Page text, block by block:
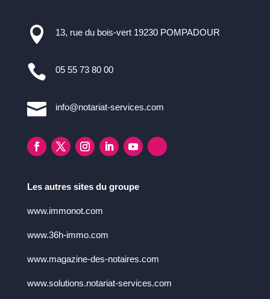
 13, rue du bois-vert 19230 POMPADOUR
 05 55 73 80 00
 info@notariat-services.com
Les autres sites du groupe
www.immonot.com
www.36h-immo.com
www.magazine-des-notaires.com
www.solutions.notariat-services.com